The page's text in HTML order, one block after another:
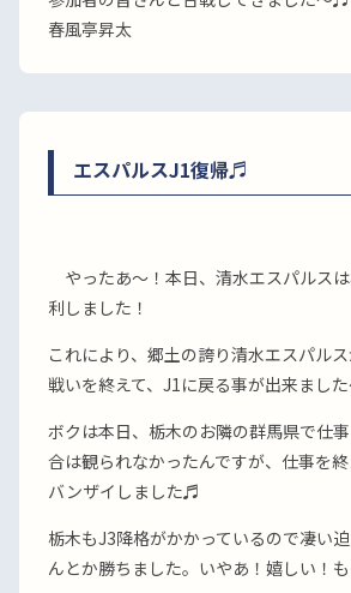
春風亭昇太
エスパルスJ1復帰♬
やったあ〜！本日、清水エスパルス
利しました！
これにより、郷土の誇り清水エスパル
戦いを終えて、J1に戻る事が出来ました
ボクは本日、栃木のお隣の群馬県で仕
合は観られなかったんですが、仕事を
バンザイしました♬
栃木もJ3降格がかかっているので凄い
んとか勝ちました。いやあ！嬉しい！